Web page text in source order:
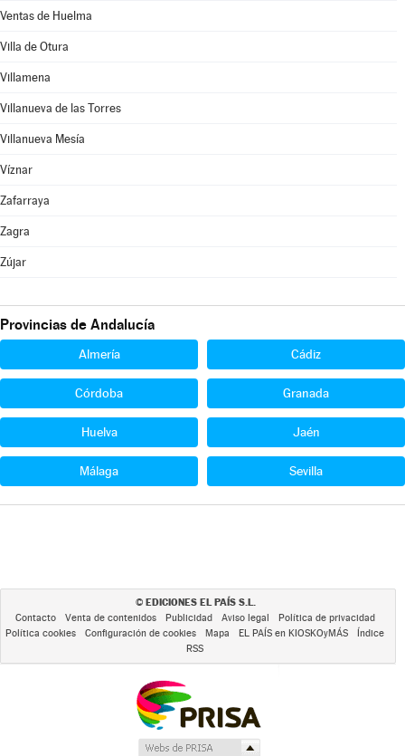
Ventas de Huelma
Villa de Otura
Villamena
Villanueva de las Torres
Villanueva Mesía
Víznar
Zafarraya
Zagra
Zújar
Provincias de Andalucía
Almería Cádiz
Córdoba Granada
Huelva Jaén
Málaga Sevilla
© EDICIONES EL PAÍS S.L.
Contacto Venta de contenidos Publicidad Aviso legal
Política de privacidad
Política cookies
Configuración de cookies Mapa EL PAÍS en KIOSKOyMÁS
Índice
RSS